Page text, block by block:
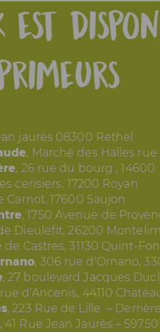
est
jaurès 08300 Rethel
, Marché des Halles
, 26 rue du bourg ,
cerisiers, 17200 Royan
Carnot, 17600 Saujon
, 1750 Avenue de
Dieulefit, 26200
de Castres, 31130 Quint-
, 306 rue d'Ornano,
, 27 boulevard Jacques
rue d'Ancenis, 44110
, 223 Rue de Lille –
, 41 Rue Jean Jaurès –